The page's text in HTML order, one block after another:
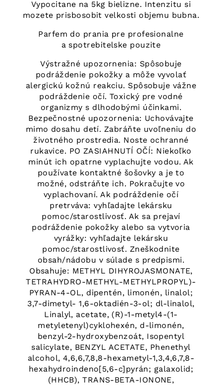
Vypocitane na 5kg bielizne. Intenzitu si
mozete prisbosobit velkosti objemu bubna.
Parfem do prania pre profesionalne
a spotrebitelske pouzite
Výstražné upozornenia: Spôsobuje
podráždenie pokožky a môže vyvolať
alergickú kožnú reakciu. Spôsobuje vážne
podráždenie očí. Toxický pre vodné
organizmy s dlhodobými účinkami.
Bezpečnostné upozornenia: Uchovávajte
mimo dosahu detí. Zabráňte uvoľneniu do
životného prostredia. Noste ochranné
rukavice. PO ZASIAHNUTÍ OČÍ: Niekoľko
minút ich opatrne vyplachujte vodou. Ak
používate kontaktné šošovky a je to
možné, odstráňte ich. Pokračujte vo
vyplachovaní. Ak podráždenie očí
pretrváva: vyhľadajte lekársku
pomoc/starostlivosť. Ak sa prejaví
podráždenie pokožky alebo sa vytvoria
vyrážky: vyhľadajte lekársku
pomoc/starostlivosť. Zneškodnite
obsah/nádobu v súlade s predpismi.
Obsahuje: METHYL DIHYROJASMONATE,
TETRAHYDRO-METHYL-METHYLPROPYL)-
PYRAN-4-OL, dipentén, limonén, linalol;
3,7-dimetyl- 1,6-oktadién-3-ol; dl-linalol,
Linalyl, acetate, (R)-1-metyl4-(1-
metyletenyl)cyklohexén, d-limonén,
benzyl-2-hydroxybenzoát, Isopentyl
salicylate, BENZYL ACETATE, Phenethyl
alcohol, 4,6,6,7,8,8-hexametyl-1,3,4,6,7,8-
hexahydroindeno[5,6-c]pyrán; galaxolid;
(HHCB), TRANS-BETA-IONONE,